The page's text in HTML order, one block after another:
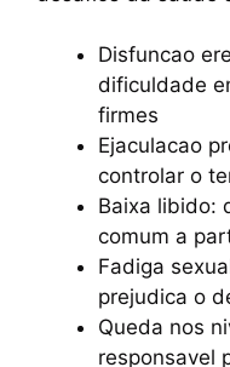
Disfuncao
dificuldade
firmes
Ejaculacao
controlar o
Baixa libido:
comum a
Fadiga
prejudica o
Queda nos
responsavel